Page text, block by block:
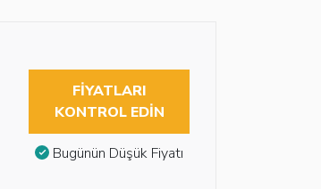
FIYATLARI
KONTROL EDIN
Bugünün Düşük Fiyatı